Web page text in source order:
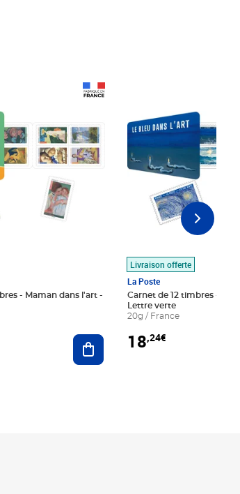
- Maman dans l'art -
Ajouter au panier
Livraison offerte
La Poste
Carnet de 12 timbres - Le
Lettre verte
20g / France
18,24€